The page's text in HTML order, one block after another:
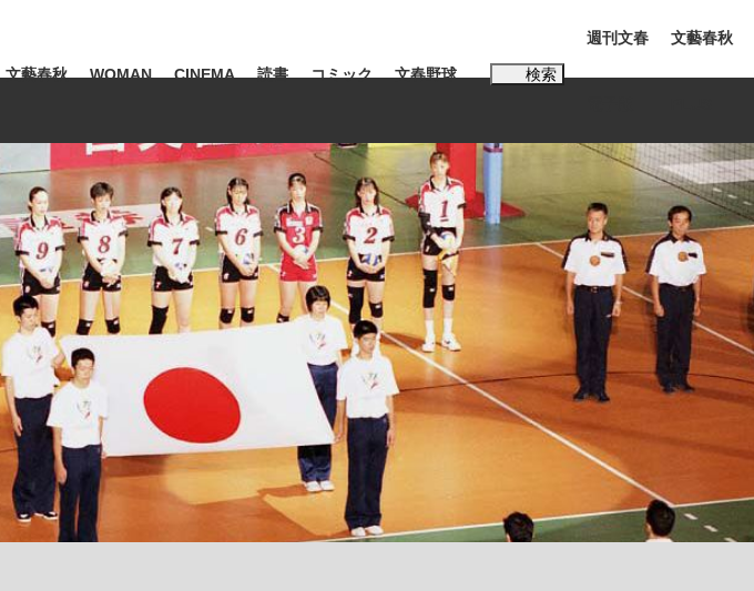
「キオクシアの投資の桁は一つ多くてもいい」時価総額が一時トヨタ超え...
日本生まれのK-POPアイドルたち
文藝春秋 WOMAN CINEMA 読書 コミック 文春野球 検索
#森岡毅 #城彰二 #内田有紀
#松田聖子
週刊文春 文藝春秋